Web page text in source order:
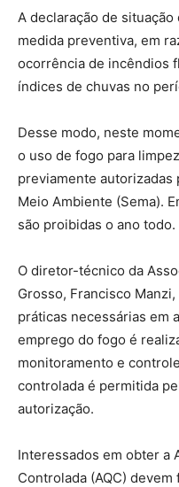
A declaração de
medida preventiva, em
ocorrência de incêndios
índices de chuvas no
Desse modo, neste
o uso de fogo para
previamente autorizadas
Meio Ambiente (Sema).
são proibidas o ano todo.
O diretor-técnico da
Grosso, Francisco
práticas necessárias em
emprego do fogo é
monitoramento e
controlada é permitida
autorização.
Interessados em obter a
Controlada (AQC)